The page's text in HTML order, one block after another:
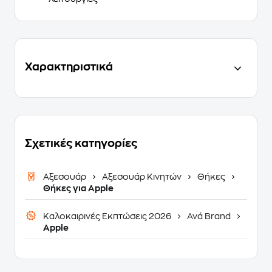
Χαρακτηριστικά
Σχετικές κατηγορίες
Αξεσουάρ Αξεσουάρ Κινητών
Θήκες
Θήκες για Apple
Καλοκαιρινές Εκπτώσεις 2026
Ανά Brand
Apple